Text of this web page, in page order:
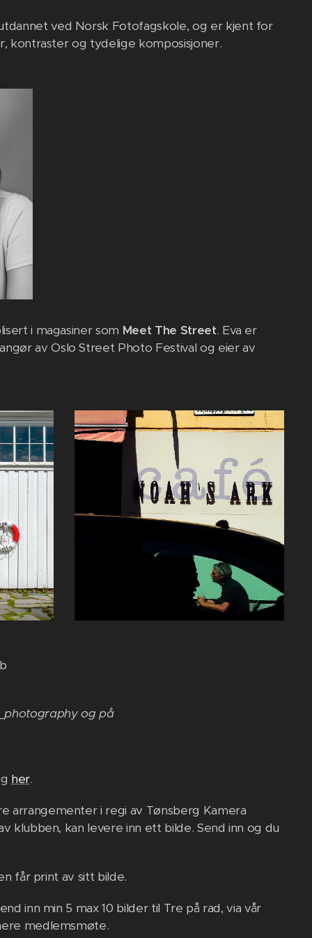
ved Norsk Fotofagskole, og er kjent for
kontraster og tydelige komposisjoner.
i magasiner som Meet The Street. Eva er
av Oslo Street Photo Festival og eier av
og på
her.
arrangementer i regi av Tønsberg Kamera
klubben, kan levere inn ett bilde. Send inn og du
får print av sitt bilde.
inn min 5 max 10 bilder til Tre på rad, via vår
medlemsmøte.